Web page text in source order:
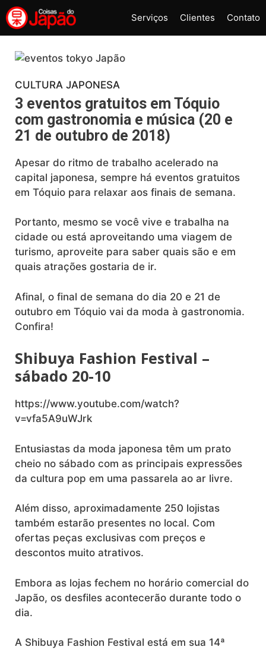
Pular
para
o
conteúdo
Serviços Clientes Contato
CULTURA JAPONESA
3 eventos gratuitos em Tóquio
com gastronomia e música (20 e
21 de outubro de 2018)
Apesar do ritmo de trabalho acelerado na
capital japonesa, sempre há eventos gratuitos
em Tóquio para relaxar aos finais de semana.
Portanto, mesmo se você vive e trabalha na
cidade ou está aproveitando uma viagem de
turismo, aproveite para saber quais são e em
quais atrações gostaria de ir.
Afinal, o final de semana do dia 20 e 21 de
outubro em Tóquio vai da moda à gastronomia.
Confira!
Shibuya Fashion Festival –
sábado 20-10
https://www.youtube.com/watch?
v=vfa5A9uWJrk
Entusiastas da moda japonesa têm um prato
cheio no sábado com as principais expressões
da cultura pop em uma passarela ao ar livre.
Além disso, aproximadamente 250 lojistas
também estarão presentes no local. Com
ofertas peças exclusivas com preços e
descontos muito atrativos.
Embora as lojas fechem no horário comercial do
Japão, os desfiles acontecerão durante todo o
dia.
A Shibuya Fashion Festival está em sua 14ª